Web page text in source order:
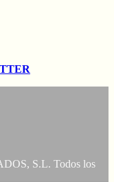
S.L. Todos los